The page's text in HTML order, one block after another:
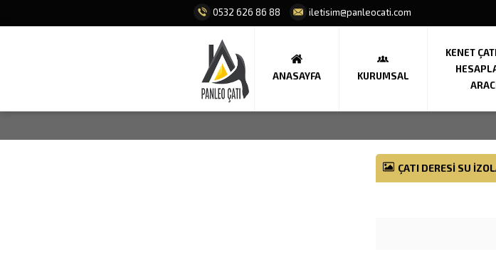
0532 626 86 88 iletisim@panleocati.com
ANASAYFA KURUMSAL
KENET
ÇATI DERESI SU